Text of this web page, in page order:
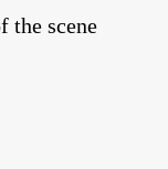
the scene